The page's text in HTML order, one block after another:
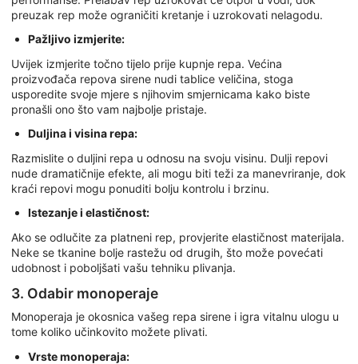
preuzak rep može ograničiti kretanje i uzrokovati nelagodu.
Pažljivo izmjerite:
Uvijek izmjerite točno tijelo prije kupnje repa. Većina
proizvođača repova sirene nudi tablice veličina, stoga
usporedite svoje mjere s njihovim smjernicama kako biste
pronašli ono što vam najbolje pristaje.
Duljina i visina repa:
Razmislite o duljini repa u odnosu na svoju visinu. Dulji repovi
nude dramatičnije efekte, ali mogu biti teži za manevriranje, dok
kraći repovi mogu ponuditi bolju kontrolu i brzinu.
Istezanje i elastičnost:
Ako se odlučite za platneni rep, provjerite elastičnost materijala.
Neke se tkanine bolje rastežu od drugih, što može povećati
udobnost i poboljšati vašu tehniku plivanja.
3. Odabir monoperaje
Monoperaja je okosnica vašeg repa sirene i igra vitalnu ulogu u
tome koliko učinkovito možete plivati.
Vrste monoperaja: